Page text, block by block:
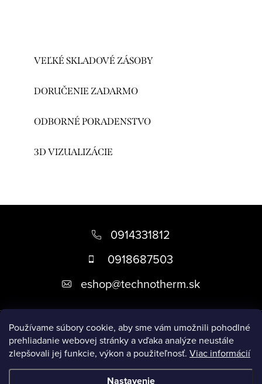
Používame súbory cookie, aby sme vám umožnili pohodlné
prehliadanie webovej stránky a vďaka analýze neustále
zlepšovali jej funkcie, výkon a použiteľnosť. Viac informácií
Nastavenie
VEĽKÉ SKLADOVÉ ZÁSOBY
DORUČENIE ZADARMO
ODBORNÉ PORADENSTVO
3D VIZUALIZÁCIE
i
0914331812
0918687503
eshop@technotherm.sk
Informácie
Prijímame online platby